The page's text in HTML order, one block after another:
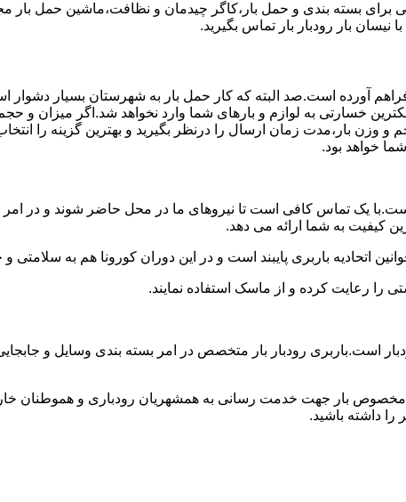
بسته بندی و حمل بار،کاگر چیدمان و نظافت،ماشین حمل بار
بار رودبار بار تماس بگیرید.
آورده است.صد البته که کار حمل بار به شهرستان بسیار دشوار
خسارتی به لوازم و بارهای شما وارد نخواهد شد.اگر میزان و
وزن بار،مدت زمان ارسال را درنظر بگیرید و بهترین گزینه را
شما خواهد بود.
است.با یک تماس کافی است تا نیروهای ما در محل حاضر شوند و در
کیفیت به شما ارائه می دهد.
اتحادیه باربری پایبند است و در این دوران کورونا هم به
را رعایت کرده و از ماسک استفاده نمایند.
است.باربری رودبار بار متخصص در امر بسته بندی وسایل و
بار جهت خدمت رسانی به همشهریان رودباری و هموطنان خارج از
داشته باشید.